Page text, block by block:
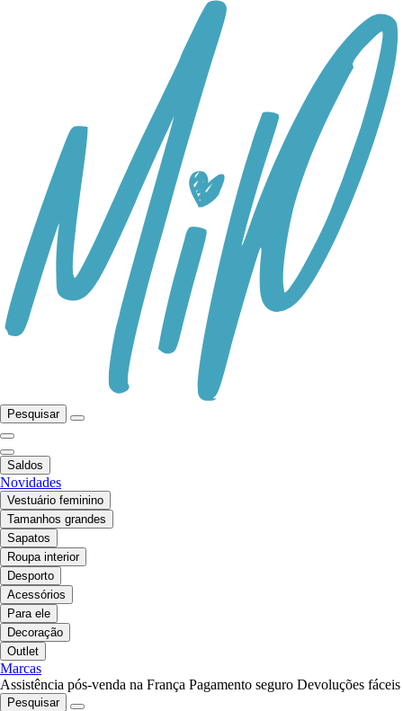
Pesquisar
Saldos
Novidades
Vestuário feminino
Tamanhos grandes
Sapatos
Roupa interior
Desporto
Acessórios
Para ele
Decoração
Outlet
Marcas
Assistência pós-venda na França Pagamento seguro Devoluções fáceis
Pesquisar